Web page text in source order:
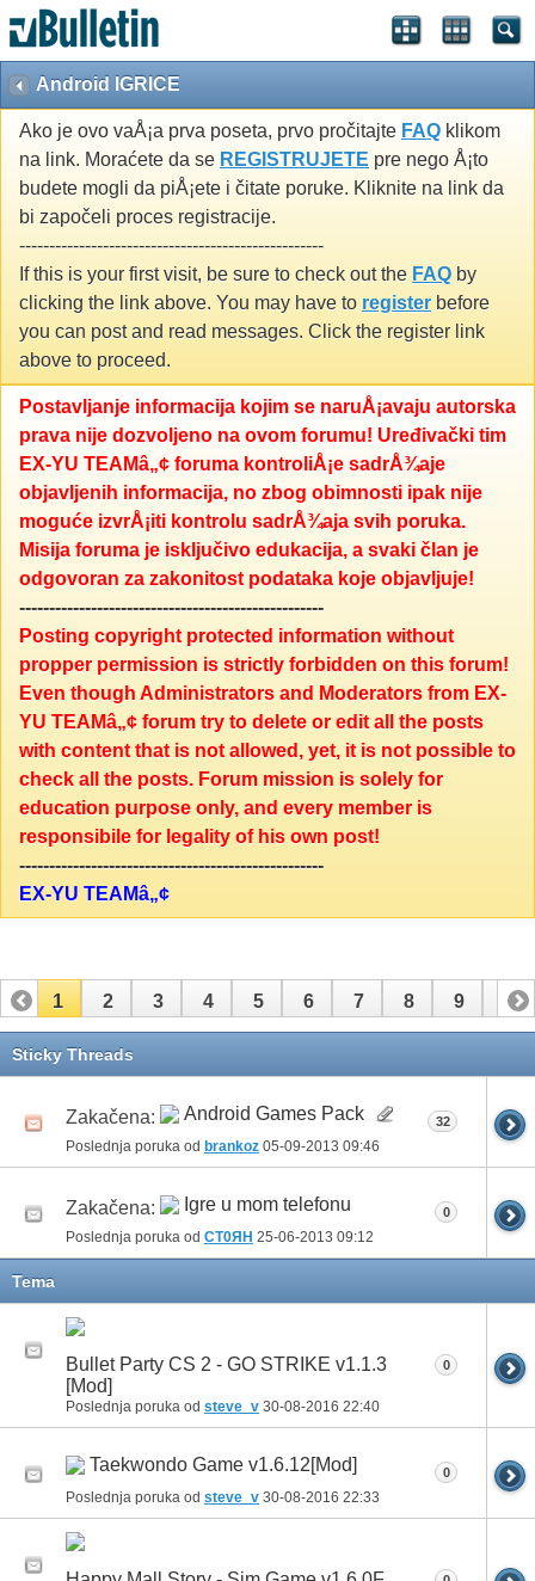
Android IGRICE
Ako je ovo vaÅ¡a prva poseta, prvo pročitajte FAQ klikom
na link. Moraćete da se REGISTRUJETE pre nego Å¡to
budete mogli da piÅ¡ete i čitate poruke. Kliknite na link da
bi započeli proces registracije.
---------------------------------------------------
If this is your first visit, be sure to check out the FAQ by
clicking the link above. You may have to register before
you can post and read messages. Click the register link
above to proceed.
Postavljanje informacija kojim se naruÅ¡avaju autorska
prava nije dozvoljeno na ovom forumu! Uređivački tim
EX-YU TEAMâ„¢ foruma kontroliÅ¡e sadrÅ¾aje
objavljenih informacija, no zbog obimnosti ipak nije
moguće izvrÅ¡iti kontrolu sadrÅ¾aja svih poruka.
Misija foruma je isključivo edukacija, a svaki član je
odgovoran za zakonitost podataka koje objavljuje!
---------------------------------------------------
Posting copyright protected information without
propper permission is strictly forbidden on this forum!
Even though Administrators and Moderators from EX-
YU TEAMâ„¢ forum try to delete or edit all the posts
with content that is not allowed, yet, it is not possible to
check all the posts. Forum mission is solely for
education purpose only, and every member is
responsibile for legality of his own post!
---------------------------------------------------
EX-YU TEAMâ„¢
1 2 3 4 5 6 7 8 9 10
11 12
Sticky Threads
Zakačena: Android Games Pack
Poslednja poruka od brankoz 05-09-2013 09:46
32
Zakačena: Igre u mom telefonu
Poslednja poruka od CT0ЯH 25-06-2013 09:12
0
Tema
Bullet Party CS 2 - GO STRIKE v1.1.3
[Mod]
Poslednja poruka od steve_v 30-08-2016 22:40
0
Taekwondo Game v1.6.12[Mod]
Poslednja poruka od steve_v 30-08-2016 22:33
0